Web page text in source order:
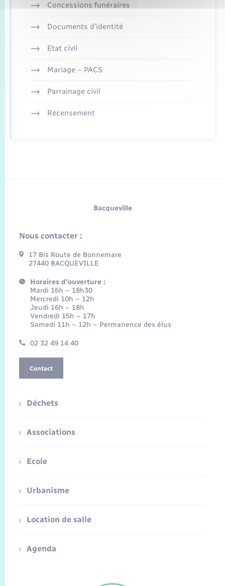
Concessions funéraires
Documents d’identité
Etat civil
Mariage – PACS
Parrainage civil
Recensement
Bacqueville
Nous contacter :
17 Bis Route de Bonnemare
27440 BACQUEVILLE
Horaires d'ouverture :
Mardi 16h – 18h30
Mercredi 10h – 12h
Jeudi 16h – 18h
Vendredi 15h – 17h
Samedi 11h – 12h – Permanence des élus
02 32 49 14 40
Contact
Déchets
Associations
Ecole
Urbanisme
Location de salle
Agenda